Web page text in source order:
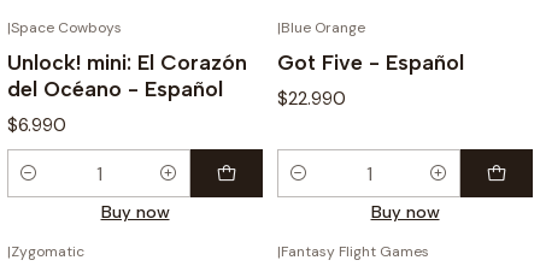
|Space Cowboys
Unlock! mini: El Corazón
del Océano - Español
$6.990
Quantity
Buy now
|Blue Orange
Got Five - Español
$22.990
Quantity
Buy now
|Zygomatic |Fantasy Flight Games